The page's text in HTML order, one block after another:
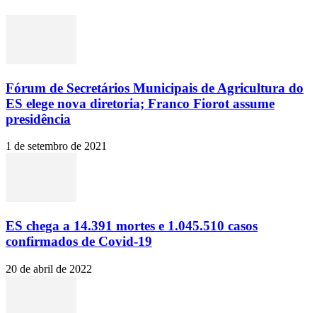
Fórum de Secretários Municipais de Agricultura do
ES elege nova diretoria; Franco Fiorot assume
presidência
1 de setembro de 2021
ES chega a 14.391 mortes e 1.045.510 casos
confirmados de Covid-19
20 de abril de 2022